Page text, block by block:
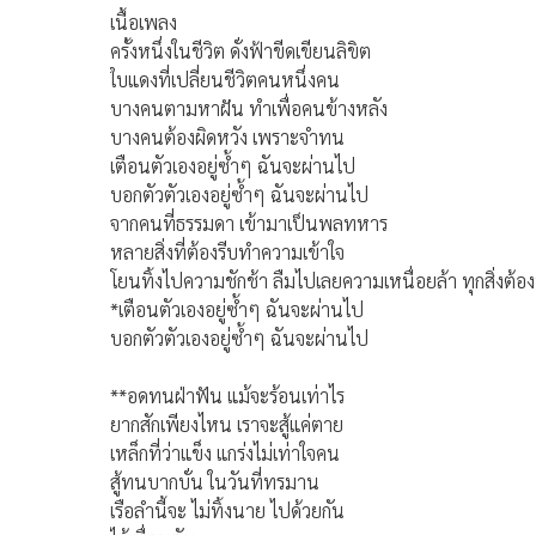
เนื้อเพลง
ครั้งหนึ่งในชีวิต ดั่งฟ้าขีดเขียนลิขิต
ใบแดงที่เปลี่ยนชีวิตคนหนึ่งคน
บางคนตามหาฝัน ทําเพื่อคนข้างหลัง
บางคนต้องผิดหวัง เพราะจําทน
เตือนตัวเองอยู่ซ้ำๆ ฉันจะผ่านไป
บอกตัวตัวเองอยู่ซ้ำๆ ฉันจะผ่านไป
จากคนที่ธรรมดา เข้ามาเป็นพลทหาร
หลายสิ่งที่ต้องรีบทําความเข้าใจ
โยนทิ้งไปความชักช้า ลืมไปเลยความเหนื่อยล้า ทุกสิ่งต้อ
*เตือนตัวเองอยู่ซ้ำๆ ฉันจะผ่านไป
บอกตัวตัวเองอยู่ซ้ำๆ ฉันจะผ่านไป
**อดทนฝ่าฟัน แม้จะร้อนเท่าไร
ยากสักเพียงไหน เราจะสู้แค่ตาย
เหล็กที่ว่าแข็ง แกร่งไม่เท่าใจคน
สู้ทนบากบั่น ในวันที่ทรมาน
เรือลํานี้จะ ไม่ทิ้งนาย ไปด้วยกัน